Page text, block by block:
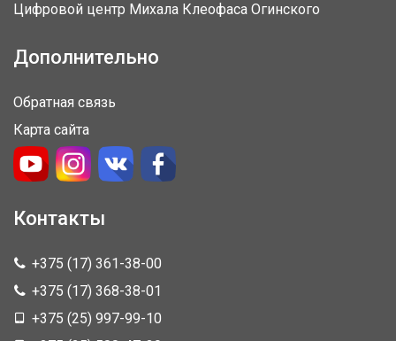
Цифровой центр Михала Клеофаса Огинского
Дополнительно
Обратная связь
Карта сайта
Контакты
+375 (17) 361-38-00
+375 (17) 368-38-01
+375 (25) 997-99-10